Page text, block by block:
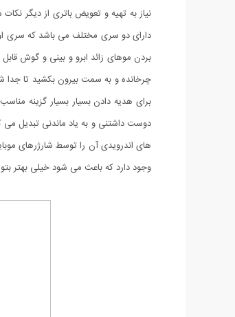
نیاز به تهیه و تعویض باتری از دیگر
دارای دو سری مختلف می باشد که سری
بردن موهای زائد ابرو و بینی و گوش
چرخانده و به سمت بیرون بکشید تا جدا
برای هدیه دادن بسیار بسیار گزینه
دوست داشتنی و به یاد ماندنی تبدیل
های اندرویدی آن را توسط شارژرهای
وجود دارد که باعث می شود خیلی بهتر